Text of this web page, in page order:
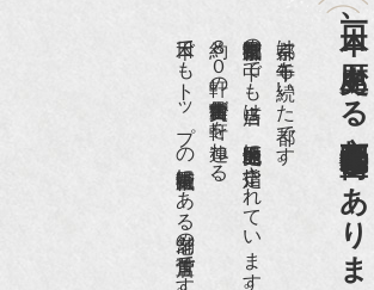
日本一、歴史ある
京都祇園骨董街にあります。
京都は千年も続いた都です。
京都祇園骨董街の中でも当店は、歴史的保全地区に指定されています。
約８０軒の古美術骨董商が軒を連ねる、
日本でもトップの祇園骨董街にある老舗の骨董店です。